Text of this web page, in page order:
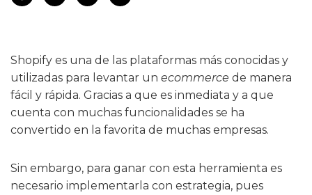
Shopify es una de las plataformas más conocidas y
utilizadas para levantar un ecommerce de manera
fácil y rápida. Gracias a que es inmediata y a que
cuenta con muchas funcionalidades se ha
convertido en la favorita de muchas empresas.
Sin embargo, para ganar con esta herramienta es
necesario implementarla con estrategia, pues